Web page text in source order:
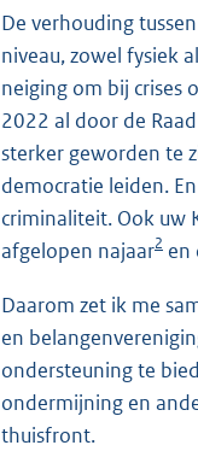
De verhouding
niveau, zowel fysiek
neiging om bij crises
2022 al door de
sterker geworden te
democratie leiden.
criminaliteit. Ook uw
afgelopen najaar2 en
Daarom zet ik me
en
ondersteuning te
ondermijning en
thuisfront.